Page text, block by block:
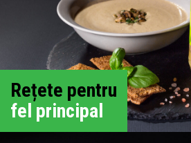
Rețete pentru
fel principal